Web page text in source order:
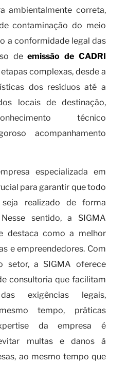
ambientalmente correta,
contaminação do meio
a conformidade legal das
deemissão de CADRI
complexas, desde a
dos resíduos até a
locais de destinação,
técnico
acompanhamento
especializada em
para garantir que todo
realizado de forma
sentido, a SIGMA
destaca como a melhor
e empreendedores. Com
setor, a SIGMA oferece
consultoria que facilitam
exigências legais,
tempo, práticas
da empresa é
multas e danos à
ao mesmo tempo que